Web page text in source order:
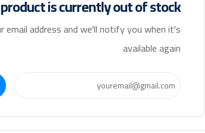
is currently out of stock
email address and we'll notify you when it's
available again